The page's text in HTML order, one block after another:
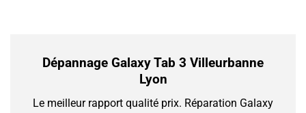
Dépannage Galaxy Tab 3 Villeurbanne
Lyon
Le meilleur rapport qualité prix. Réparation Galaxy